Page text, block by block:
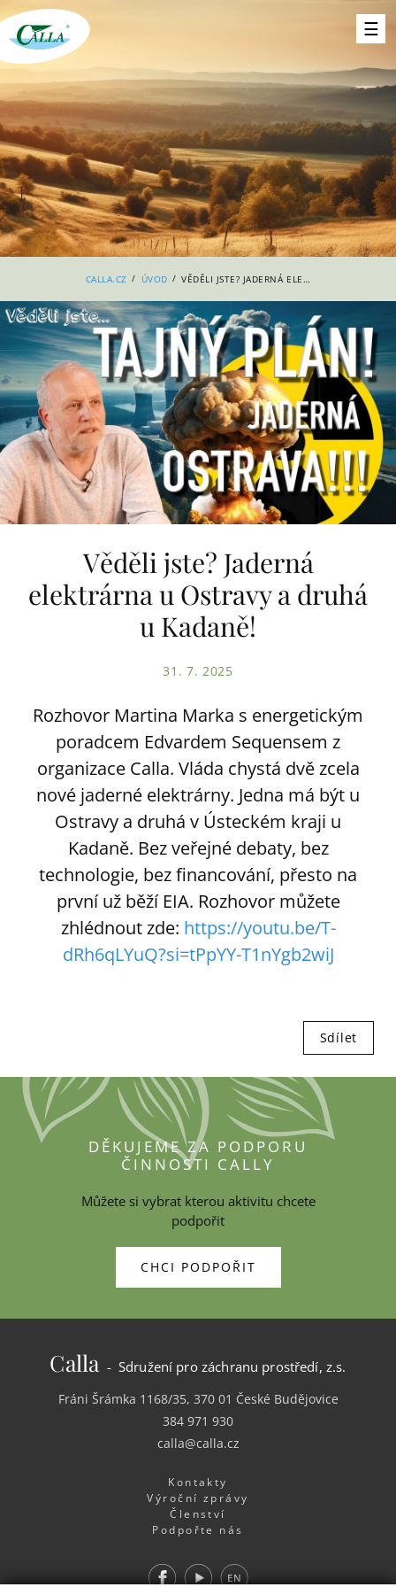
CALLA.CZ / ÚVOD / VĚDĚLI JSTE? JADERNÁ ELEKTRÁRNA U OSTRAVY A DRUHÁ U KADANĚ!
Věděli jste? Jaderná
elektrárna u Ostravy a druhá
u Kadaně!
31. 7. 2025
Rozhovor Martina Marka s energetickým
poradcem Edvardem Sequensem z
organizace Calla. Vláda chystá dvě zcela
nové jaderné elektrárny. Jedna má být u
Ostravy a druhá v Ústeckém kraji u
Kadaně. Bez veřejné debaty, bez
technologie, bez financování, přesto na
první už běží EIA. Rozhovor můžete
zhlédnout zde: https://youtu.be/T-
dRh6qLYuQ?si=tPpYY-T1nYgb2wiJ
Sdílet
DĚKUJEME ZA PODPORU
ČINNOSTI CALLY
Můžete si vybrat kterou aktivitu chcete
podpořit
CHCI PODPOŘIT
Calla- Sdružení pro záchranu prostředí, z.s.
Fráni Šrámka 1168/35, 370 01 České Budějovice
384 971 930
calla@calla.cz
Kontakty
Výroční zprávy
Členství
Podpořte nás
FacebookYoutube EN